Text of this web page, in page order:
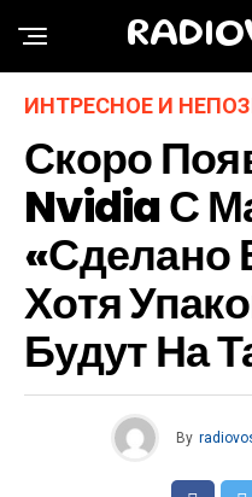
ИНТРЕСНОЕ И
Скоро
Nvidia С
«Сделано
Хотя
Будут На
By